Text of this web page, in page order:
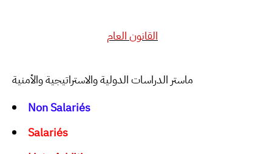
القانون العام
ماستر الدراسات الدولية والاستراتيجية والأمنية
NonSalariés
Salariés